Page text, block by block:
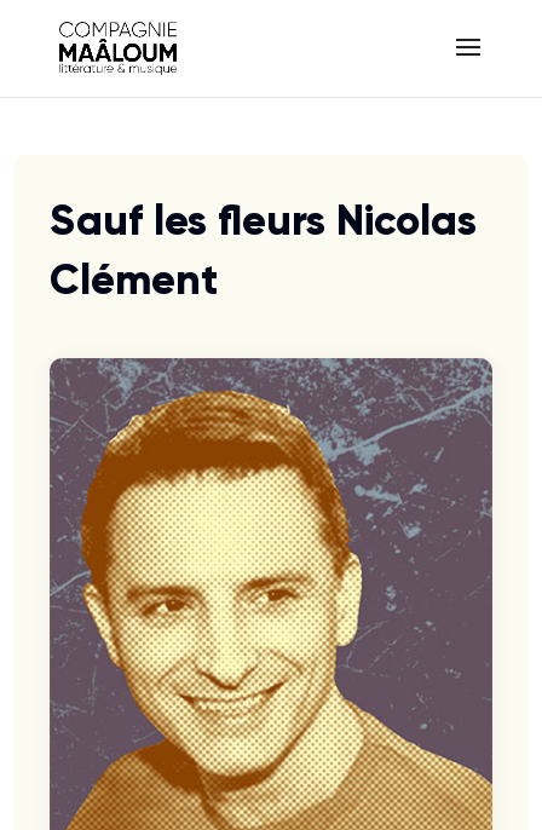
Sauf les fleurs Nicolas
Clément